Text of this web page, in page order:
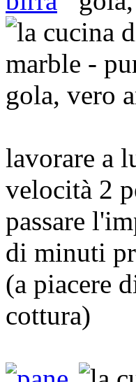
lavorare a
velocità 2
passare
di minuti
(a piacere
cottura)